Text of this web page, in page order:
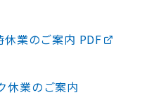
業のご案内 PDF
休業のご案内